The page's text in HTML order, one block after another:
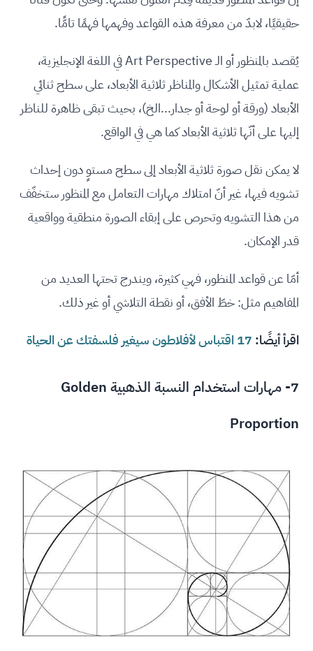
حقيقيًا، لابدّ من معرفة هذه القواعد وفهمها فهمًا تامًّا.
يُقصد بالمنظور أو الـ Art Perspective في اللغة الإنجليزية،
عملية تمثيل الأشكال والمناظر ثلاثية الأبعاد، على سطح ثنائي
الأبعاد (ورقة أو لوحة أو جدار...الخ)، بحيث تبقى ظاهرة للناظر
إليها على أنّها ثلاثية الأبعاد كما هي في الواقع.
لا يمكن نقل صورة ثلاثية الأبعاد إلى سطح مستوٍ دون إحداث
تشويه فيها، غير أنّ امتلاك مهارات التعامل مع المنظور ستخفّف
من هذا التشويه وتحرص على إبقاء الصورة منطقية وواقعية
قدر الإمكان.
أمّا عن قواعد المنظور، فهي كثيرة، ويندرج تحتها العديد من
المفاهيم مثل: خطّ الأفق، أو نقطة التلاشي أو غير ذلك.
اقرأ أيضًا: 17 اقتباس لأفلاطون سيغير فلسفتك عن الحياة
7- مهارات استخدام النسبة الذهبية Golden
Proportion